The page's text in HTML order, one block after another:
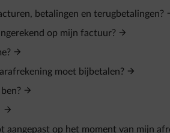
betalingen en terugbetalingen?
op mijn factuur?
moet bijbetalen?
op het moment van mijn